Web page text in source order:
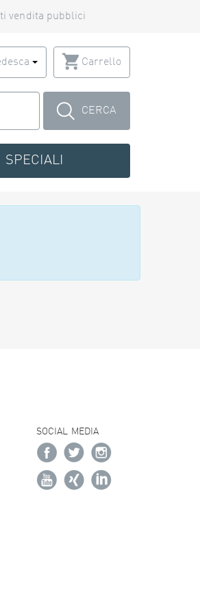
vendita pubblici
Carrello
CERCA
SPECIALI
SOCIAL MEDIA